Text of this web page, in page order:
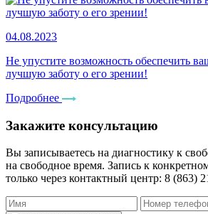
04.08.2023
Не упустите возможность обеспечить
лучшую заботу о его зрении!
Подробнее
Закажите консультацию
Вы записываетесь на диагностику к
на свободное время. Запись к
только через контактный центр: 8 (863)